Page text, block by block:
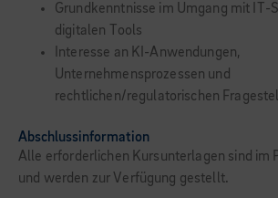
Grundkenntnisse im Umgang mit IT-
digitalen Tools
Interesse an KI-Anwendungen,
Unternehmensprozessen und
rechtlichen/regulatorischen
Abschlussinformation
Alle erforderlichen Kursunterlagen sind im
und werden zur Verfügung gestellt.